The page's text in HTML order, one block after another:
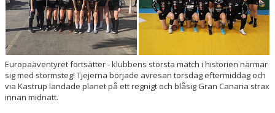
OM OSS
KONTAKT
Europaäventyret fortsätter - klubbens största match i historien närmar
sig med stormsteg! Tjejerna började avresan torsdag eftermiddag och
via Kastrup landade planet på ett regnigt och blåsig Gran Canaria strax
innan midnatt.